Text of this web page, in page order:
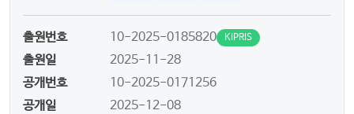
출원번호 10-2025-0185820 KIPRIS
출원일
2025-11-28
공개번호
10-2025-0171256
공개일
2025-12-08